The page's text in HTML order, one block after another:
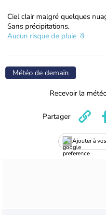
Ciel clair malgré quelques
Sans précipitations.
Aucun risque de pluie
Météo de demain
Recevoir la
Ajouter à
Partager